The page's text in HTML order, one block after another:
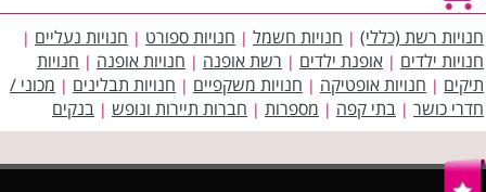
חנויות רשת (כללי) | חנויות חשמל | חנויות ספורט | חנויות נעליים |
חנויות ילדים | אופנת ילדים | רשת אופנה | חנויות אופנה | חנויות
תיקים | חנויות אופטיקה | חנויות משקפיים | חנויות תבלינים | מכוני /
חדרי כושר | בתי קפה | מספרות | חברות תיירות ונופש | בנקים